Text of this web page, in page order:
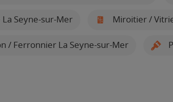
Seyne-sur-Mer Miroitier /
/ Ferronnier La Seyne-sur-Mer